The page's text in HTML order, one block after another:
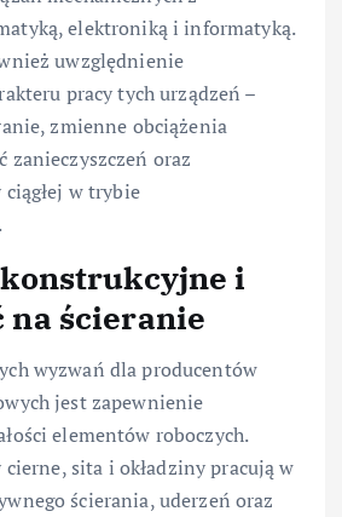
elektroniką i informatyką.
uwzględnienie
pracy tych urządzeń –
zmienne obciążenia
zanieczyszczeń oraz
w trybie
i
na ścieranie
wyzwań dla producentów
jest zapewnienie
elementów roboczych.
cierne, sita i okładziny pracują w
ścierania, uderzeń oraz